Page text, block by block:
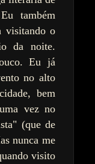
também
visitando o
da noite.
Eu já
no alto
bem
vez no
(que de
nunca me
visito